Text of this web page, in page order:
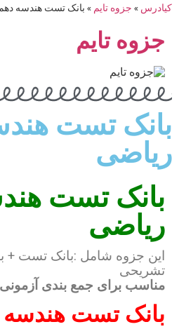
کیادرس » جزوه تایم » بانک تست هندسه
جزوه تایم
بانک تست
ریاضی
بانک تست
ریاضی
این جزوه شامل :بانک تست +
تشریحی
مناسب برای جمع بندی
بانک تست